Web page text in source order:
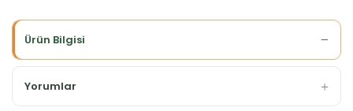
Ürün Bilgisi
Yorumlar